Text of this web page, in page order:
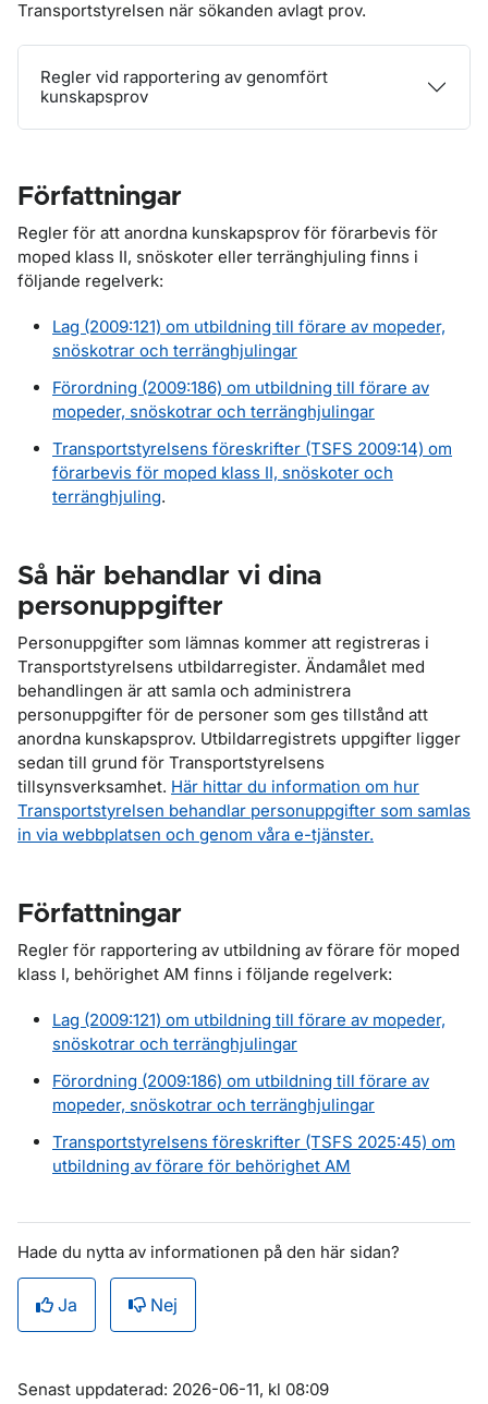
Transportstyrelsen när sökanden avlagt prov.
Regler vid rapportering av genomfört
kunskapsprov
Författningar
Regler för att anordna kunskapsprov för förarbevis för
moped klass II, snöskoter eller terränghjuling finns i
följande regelverk:
Lag (2009:121) om utbildning till förare av mopeder,
snöskotrar och terränghjulingar
Förordning (2009:186) om utbildning till förare av
mopeder, snöskotrar och terränghjulingar
Transportstyrelsens föreskrifter (TSFS 2009:14) om
förarbevis för moped klass II, snöskoter och
terränghjuling.
Så här behandlar vi dina
personuppgifter
Personuppgifter som lämnas kommer att registreras i
Transportstyrelsens utbildarregister. Ändamålet med
behandlingen är att samla och administrera
personuppgifter för de personer som ges tillstånd att
anordna kunskapsprov. Utbildarregistrets uppgifter ligger
sedan till grund för Transportstyrelsens
tillsynsverksamhet. Här hittar du information om hur
Transportstyrelsen behandlar personuppgifter som samlas
in via webbplatsen och genom våra e-tjänster.
Författningar
Regler för rapportering av utbildning av förare för moped
klass I, behörighet AM finns i följande regelverk:
Lag (2009:121) om utbildning till förare av mopeder,
snöskotrar och terränghjulingar
Förordning (2009:186) om utbildning till förare av
mopeder, snöskotrar och terränghjulingar
Transportstyrelsens föreskrifter (TSFS 2025:45) om
utbildning av förare för behörighet AM
Hade du nytta av informationen på den här sidan?
Ja Nej
Om sidan
Senast uppdaterad: 2026-06-11, kl 08:09